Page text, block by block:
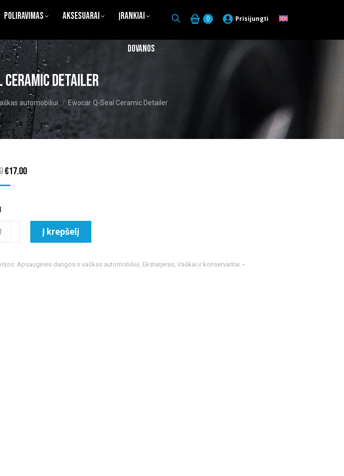
Poliravimas Aksesuarai Įrankiai
Dovanos
0 Prisijungti
Ceramic Detailer
automobiliui Ewocar Q-Seal Ceramic Detailer
Original
price
€17.00Current
Į krepšelį
Apsauginės dangos ir vaškas automobiliui, Eksterjeras, Vaškai ir konservantai